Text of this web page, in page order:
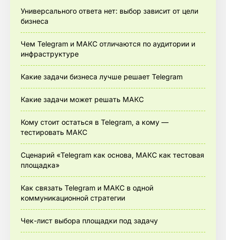
Универсального ответа нет: выбор зависит от цели
бизнеса
Чем Telegram и МАКС отличаются по аудитории и
инфраструктуре
Какие задачи бизнеса лучше решает Telegram
Какие задачи может решать МАКС
Кому стоит остаться в Telegram, а кому —
тестировать МАКС
Сценарий «Telegram как основа, МАКС как тестовая
площадка»
Как связать Telegram и МАКС в одной
коммуникационной стратегии
Чек-лист выбора площадки под задачу